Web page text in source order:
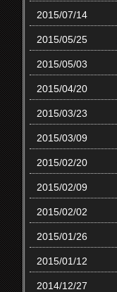
2015/07/14
2015/05/25
2015/05/03
2015/04/20
2015/03/23
2015/03/09
2015/02/20
2015/02/09
2015/02/02
2015/01/26
2015/01/12
2014/12/27